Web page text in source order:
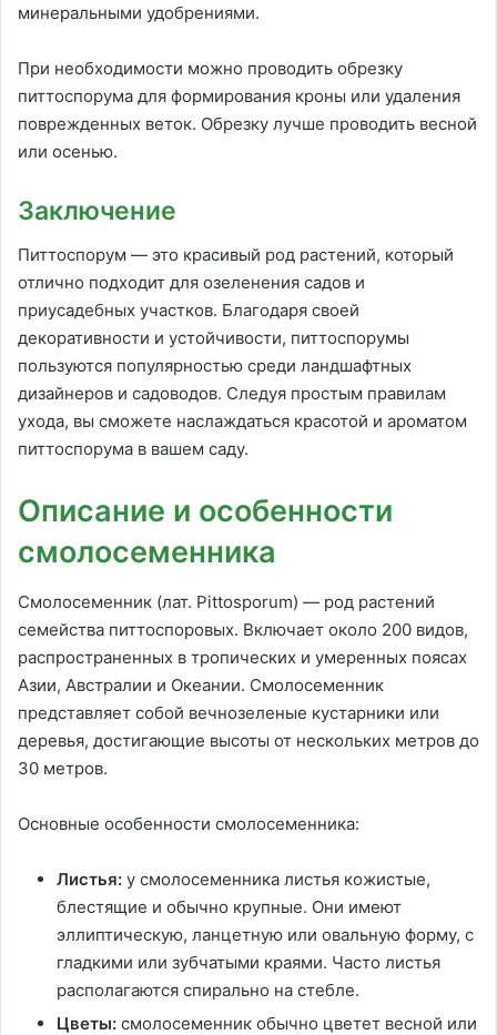
минеральными удобрениями.
При необходимости можно проводить обрезку
питтоспорума для формирования кроны или удаления
поврежденных веток. Обрезку лучше проводить весной
или осенью.
Заключение
Питтоспорум — это красивый род растений, который
отлично подходит для озеленения садов и
приусадебных участков. Благодаря своей
декоративности и устойчивости, питтоспорумы
пользуются популярностью среди ландшафтных
дизайнеров и садоводов. Следуя простым правилам
ухода, вы сможете наслаждаться красотой и ароматом
питтоспорума в вашем саду.
Описание и особенности
смолосеменника
Смолосеменник (лат. Pittosporum) — род растений
семейства питтоспоровых. Включает около 200 видов,
распространенных в тропических и умеренных поясах
Азии, Австралии и Океании. Смолосеменник
представляет собой вечнозеленые кустарники или
деревья, достигающие высоты от нескольких метров до
30 метров.
Основные особенности смолосеменника:
Листья: у смолосеменника листья кожистые,
блестящие и обычно крупные. Они имеют
эллиптическую, ланцетную или овальную форму, с
гладкими или зубчатыми краями. Часто листья
располагаются спирально на стебле.
Цветы: смолосеменник обычно цветет весной или